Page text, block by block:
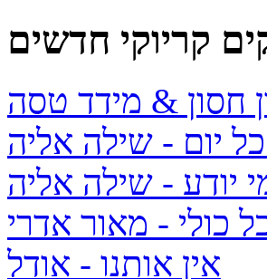
קריוקי חדשים
חסון & מידד טסה
יום - שילה אליה
יודע - שילה אליה
כולי - מאור אדרי
אין אותנו - אודל